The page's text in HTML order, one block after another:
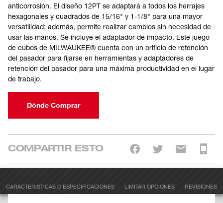
anticorrosión. El diseño 12PT se adaptará a todos los herrajes
hexagonales y cuadrados de 15/16" y 1-1/8" para una mayor
versatilidad; además, permite realizar cambios sin necesidad de
usar las manos. Se incluye el adaptador de impacto. Este juego
de cubos de MILWAUKEE® cuenta con un orificio de retención
del pasador para fijarse en herramientas y adaptadores de
retención del pasador para una máxima productividad en el lugar
de trabajo.
Dónde Comprar
COMPARTIR ESTO
CARACTERÍSTICAS O ESPECIFICACIONES LIMITAR OPCIONES REVISIONES